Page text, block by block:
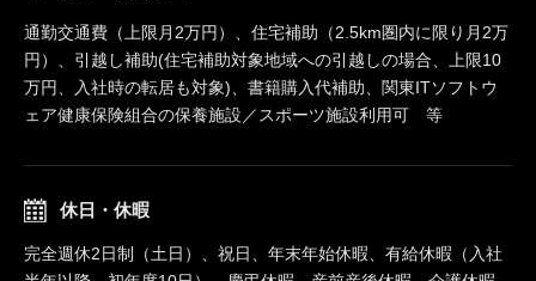
通勤交通費（上限月2万円）、住宅補助（2.5km圏内に限り月2万
円）、引越し補助(住宅補助対象地域への引越しの場合、上限10
万円、入社時の転居も対象)、書籍購入代補助、関東ITソフトウ
ェア健康保険組合の保養施設／スポーツ施設利用可 等
休日・休暇
完全週休2日制（土日）、祝日、年末年始休暇、有給休暇（入社